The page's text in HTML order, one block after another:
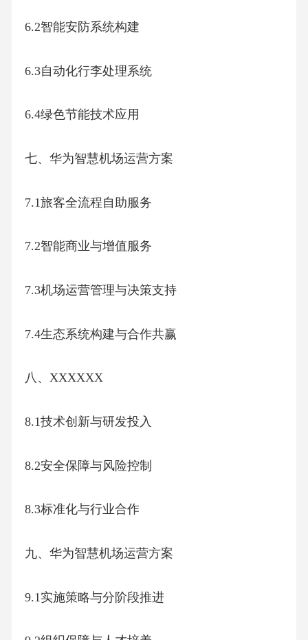
6.2智能安防系统构建
6.3自动化行李处理系统
6.4绿色节能技术应用
七、华为智慧机场运营方案
7.1旅客全流程自助服务
7.2智能商业与增值服务
7.3机场运营管理与决策支持
7.4生态系统构建与合作共赢
八、XXXXXX
8.1技术创新与研发投入
8.2安全保障与风险控制
8.3标准化与行业合作
九、华为智慧机场运营方案
9.1实施策略与分阶段推进